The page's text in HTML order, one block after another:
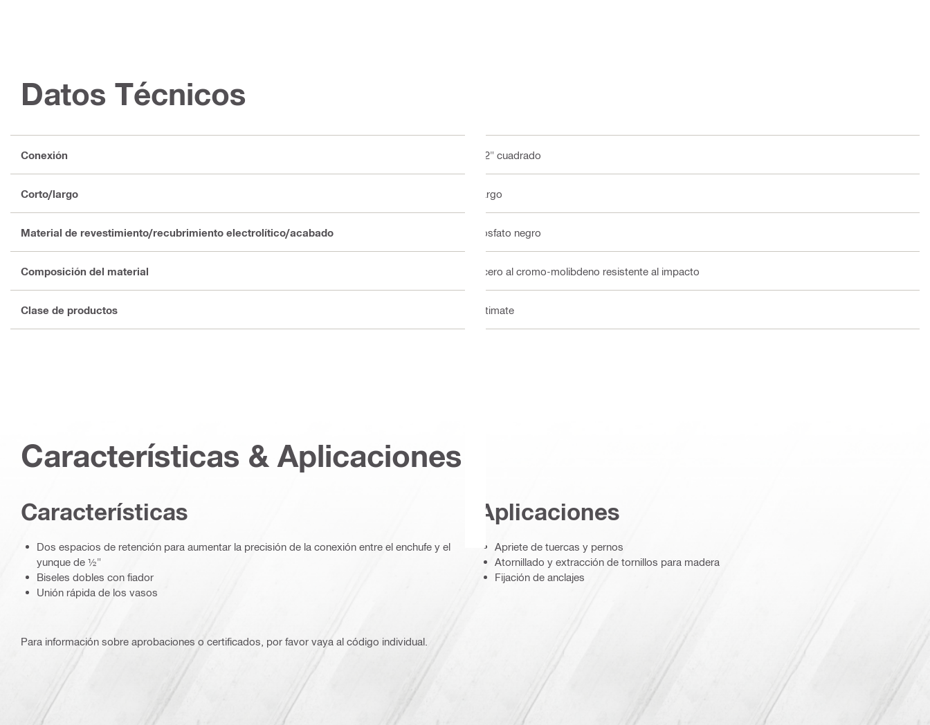
Datos Técnicos
Conexión 1/2" cuadrado
Corto/largo Largo
Material de revestimiento/recubrimiento electrolítico/acabado Fosfato negro
Composición del material Acero al cromo-molibdeno resistente al impacto
Clase de productos Ultimate
Características & Aplicaciones
Características
Dos espacios de retención para aumentar la precisión de la conexión entre el enchufe y el
yunque de ½"
Biseles dobles con fiador
Unión rápida de los vasos
Aplicaciones
Apriete de tuercas y pernos
Atornillado y extracción de tornillos para madera
Fijación de anclajes
Para información sobre aprobaciones o certificados, por favor vaya al código individual.